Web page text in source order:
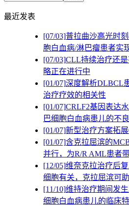
最近发表
[07/03]普拉曲沙高光时
胞白血病/淋巴瘤患者实
[07/03]CLL持续治疗还
略正在进行中
[01/07]深度解析DLBCL
治疗疗效的相关性
[01/07]CRLF2基因表达
巴细胞白血病患儿的不
[01/07]新型治疗方案拓
[01/07]含克拉屈滨的
并行，为R/R AML患者
[12/05]维奈克拉治疗后
细胞有关，克拉屈滨可
[11/10]维持治疗期间发
细胞白血病患儿的临床